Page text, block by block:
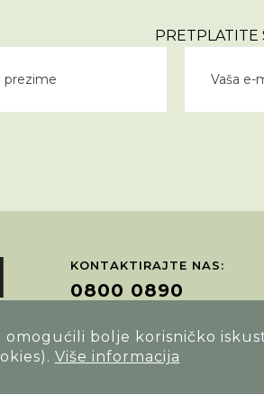
omogućili bolje korisničko
Više informacija
PRETPLATITE
KONTAKTIRAJTE NAS:
0800 0890
POTRAŽITE NAS NA: